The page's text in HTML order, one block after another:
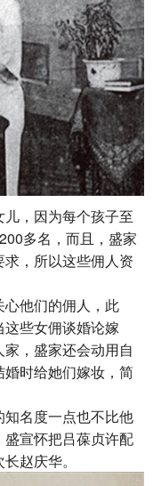
，因为每个孩子至
多名，而且，盛家
，所以这些佣人资
他们的佣人，此
些女佣谈婚论嫁
，盛家还会动用自
时给她们嫁妆，简
名度一点也不比他
宣怀把吕葆贞许配
赵庆华。